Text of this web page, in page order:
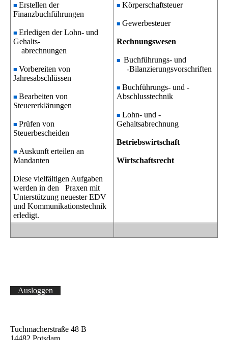
■ Erstellen der
Finanzbuchführungen
■ Erledigen der Lohn- und
Gehalts-
abrechnungen
■ Vorbereiten von
Jahresabschlüssen
■ Bearbeiten von
Steuererklärungen
■ Prüfen von
Steuerbescheiden
■ Auskunft erteilen an
Mandanten
Diese vielfältigen Aufgaben
werden in den Praxen mit
Unterstützung neuester EDV
und Kommunikationstechnik
erledigt.
■ Körperschaftsteuer
■ Gewerbesteuer
Rechnungswesen
■ Buchführungs- und
-Bilanzierungsvorschriften
■ Buchführungs- und -
Abschlusstechnik
■ Lohn- und -
Gehaltsabrechnung
Betriebswirtschaft
Wirtschaftsrecht
Ausloggen
Tuchmacherstraße 48 B
14482 Potsdam